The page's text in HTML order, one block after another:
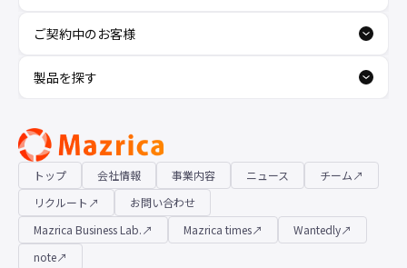
ご契約中のお客様
製品を探す
トップ 会社情報 事業内容 ニュース
チーム
リクルート
お問い合わせ
Mazrica Business Lab.
Mazrica times
Wantedly
note
Hana（お客さま専用AI） 新規会話